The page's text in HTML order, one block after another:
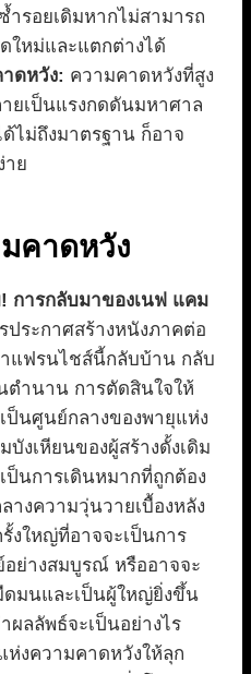
ำรอยเดิมหากไม่สามารถ
ใหม่และแตกต่างได้
ดหวัง: ความคาดหวังที่สูง
ยเป็นแรงกดดันมหาศาล
ไม่ถึงมาตรฐาน ก็อาจ
าย
คาดหวัง
การกลับมาของเนฟ แคม
ประกาศสร้างหนังภาคต่อ
แฟรนไชส์นี้กลับบ้าน กลับ
ตำนาน การตัดสินใจให้
นศูนย์กลางของพายุแห่ง
งเหียนของผู้สร้างดั้งเดิม
ป็นการเดินหมากที่ถูกต้อง
งความวุ่นวายเบื้องหลัง
งใหญ่ที่อาจจะเป็นการ
ย่างสมบูรณ์ หรืออาจจะ
ดมนและเป็นผู้ใหญ่ยิ่งขึ้น
ผลลัพธ์จะเป็นอย่างไร
งความคาดหวังให้ลุก